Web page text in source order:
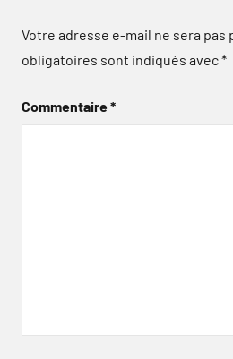
Votre adresse e-mail ne sera pas
obligatoires sont indiqués avec*
Commentaire*